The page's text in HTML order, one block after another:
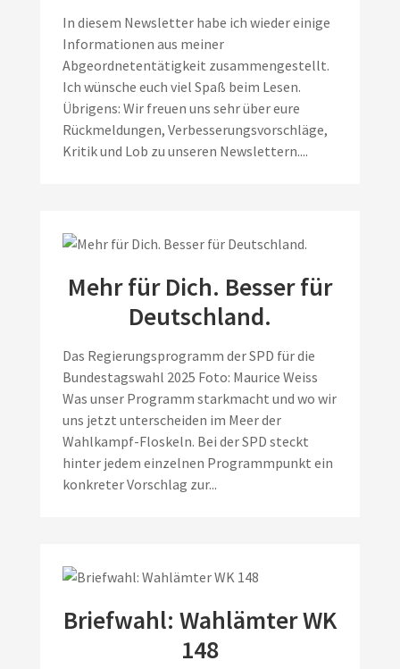
In diesem Newsletter habe ich wieder einige
Informationen aus meiner
Abgeordnetentätigkeit zusammengestellt.
Ich wünsche euch viel Spaß beim Lesen.
Übrigens: Wir freuen uns sehr über eure
Rückmeldungen, Verbesserungsvorschläge,
Kritik und Lob zu unseren Newslettern....
Mehr für Dich. Besser für
Deutschland.
Das Regierungsprogramm der SPD für die
Bundestagswahl 2025 Foto: Maurice Weiss
Was unser Programm starkmacht und wo wir
uns jetzt unterscheiden im Meer der
Wahlkampf-Floskeln. Bei der SPD steckt
hinter jedem einzelnen Programmpunkt ein
konkreter Vorschlag zur...
Briefwahl: Wahlämter WK
148